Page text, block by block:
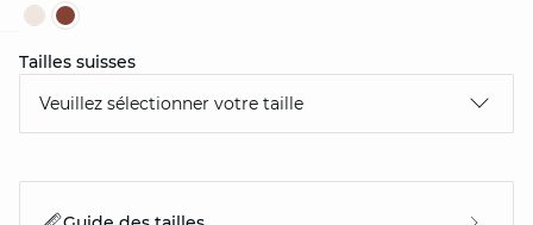
Tailles suisses
Veuillez sélectionner votre taille